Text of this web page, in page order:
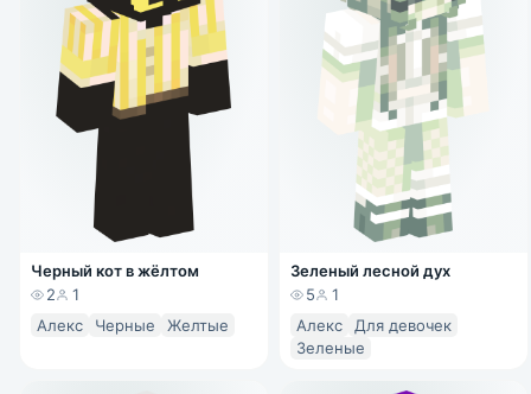
Черный кот в жёлтом
2
1
Алекс
Черные Желтые
Зеленый лесной дух
5
1
Алекс
Для девочек
Зеленые